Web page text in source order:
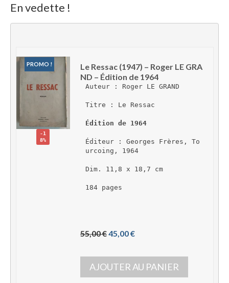
En vedette !
PROMO !
-1
8%
Le Ressac (1947) – Roger LE GRA
ND – Édition de 1964
Auteur : Roger LE GRAND
Titre : Le Ressac
Édition de 1964
Éditeur : Georges Frères, To
urcoing, 1964
Dim. 11,8 x 18,7 cm
184 pages
55,00 €L
p
r
i
45,00 €L
p
r
i
AJOUTER AU PANIER